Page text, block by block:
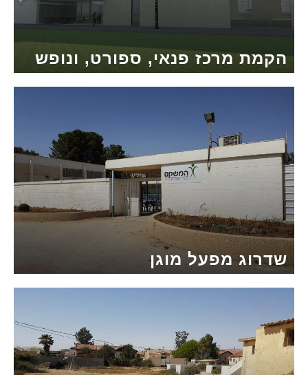
הקמת מרכז פנאי, ספורט, ונופש
שדרוג מפעל מוגן